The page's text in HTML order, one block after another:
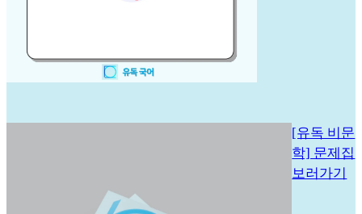
[유독 비문
학] 문제집
보러가기